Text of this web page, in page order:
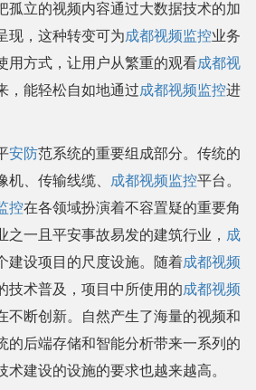
孤立的视频内容通过大数据技术的加
现，这种转变可为成都视频监控业务
用方式，让用户从繁重的观看成都视
，能轻松自如地通过成都视频监控进
安防范系统的重要组成部分。传统的
、传输线缆、 成都视频监控平台。
控在各领域扮演着不容置疑的重要角
之一且平安事故易发的建筑行业， 成
建设项目的尺度设施。随着成都视频
技术普及，项目中所使用的成都视频
不断创新。自然产生了海量的视频和
的后端存储和智能分析带来一系列的
建设的设施的要求也越来越高。